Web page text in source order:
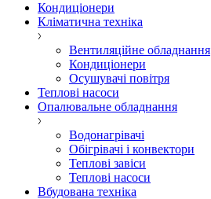
Кондиціонери
Кліматична техніка
Вентиляційне обладнання
Кондиціонери
Осушувачі повітря
Теплові насоси
Опалювальне обладнання
Водонагрівачі
Обігрівачі і конвектори
Теплові завіси
Теплові насоси
Вбудована техніка